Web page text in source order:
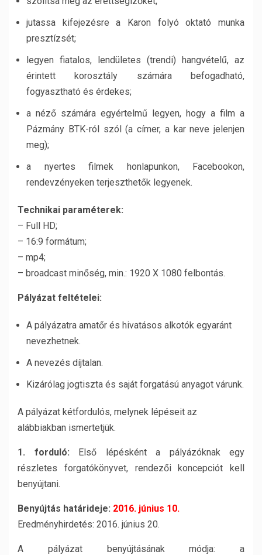
jutassa kifejezésre a Karon folyó oktató munka
presztízsét;
legyen fiatalos, lendületes (trendi) hangvételű, az
érintett korosztály számára befogadható,
fogyasztható és érdekes;
a néző számára egyértelmű legyen, hogy a film a
Pázmány BTK-ról szól (a címer, a kar neve jelenjen
meg);
a nyertes filmek honlapunkon, Facebookon,
rendevzényeken terjeszthetők legyenek.
Technikai paraméterek:
– Full HD;
– 16:9 formátum;
– mp4;
– broadcast minőség, min.: 1920 X 1080 felbontás.
Pályázat feltételei:
A pályázatra amatőr és hivatásos alkotók egyaránt
nevezhetnek.
A nevezés díjtalan.
Kizárólag jogtiszta és saját forgatású anyagot várunk.
A pályázat kétfordulós, melynek lépéseit az
alábbiakban ismertetjük.
1. forduló: Első lépésként a pályázóknak egy
részletes forgatókönyvet, rendezői koncepciót kell
benyújtani.
Benyújtás határideje: 2016. június 10.
Eredményhirdetés: 2016. június 20.
A pályázat benyújtásának módja: a